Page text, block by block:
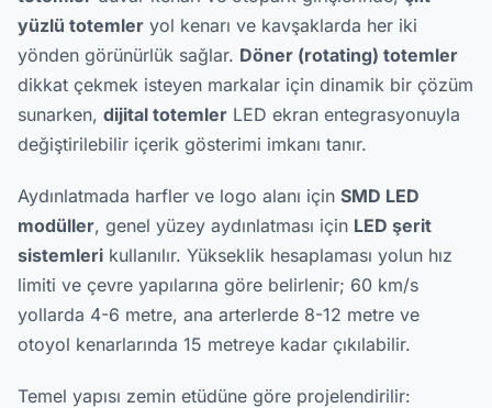
yüzlü totemler yol kenarı ve kavşaklarda her iki
yönden görünürlük sağlar. Döner (rotating) totemler
dikkat çekmek isteyen markalar için dinamik bir çözüm
sunarken, dijital totemler LED ekran entegrasyonuyla
değiştirilebilir içerik gösterimi imkanı tanır.
Aydınlatmada harfler ve logo alanı için SMD LED
modüller, genel yüzey aydınlatması için LED şerit
sistemleri kullanılır. Yükseklik hesaplaması yolun hız
limiti ve çevre yapılarına göre belirlenir; 60 km/s
yollarda 4-6 metre, ana arterlerde 8-12 metre ve
otoyol kenarlarında 15 metreye kadar çıkılabilir.
Temel yapısı zemin etüdüne göre projelendirilir: